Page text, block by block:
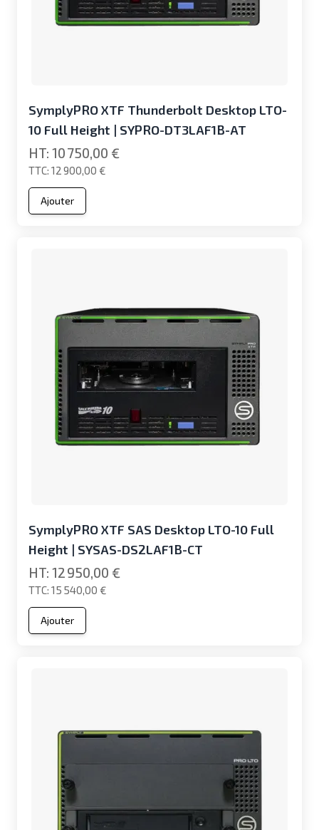
SymplyPRO XTF Thunderbolt Desktop LTO-
10 Full Height | SYPRO-DT3LAF1B-AT
12 900,00 €
10 750,00 €
Ajouter
SymplyPRO XTF SAS Desktop LTO-10 Full
Height | SYSAS-DS2LAF1B-CT
15 540,00 €
12 950,00 €
Ajouter